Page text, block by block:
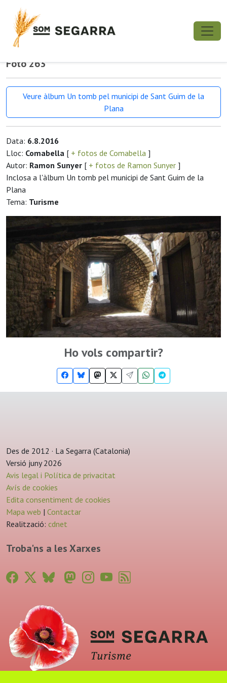
Foto 263
Veure àlbum Un tomb pel municipi de Sant Guim de la
Plana
Data: 6.8.2016
Lloc: Comabella [ + fotos de Comabella ]
Autor: Ramon Sunyer [ + fotos de Ramon Sunyer ]
Inclosa a l'àlbum Un tomb pel municipi de Sant Guim de la
Plana
Tema: Turisme
Ho vols compartir?
Des de 2012 · La Segarra (Catalonia)
Versió juny 2026
Avis legal i Política de privacitat
Avís de cookies
Edita consentiment de cookies
Mapa web | Contactar
Realització: cdnet
Troba'ns a les Xarxes